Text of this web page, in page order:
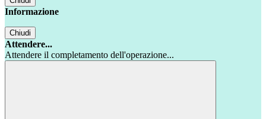
Informazione
Chiudi
Attendere...
Attendere il completamento dell'operazione...